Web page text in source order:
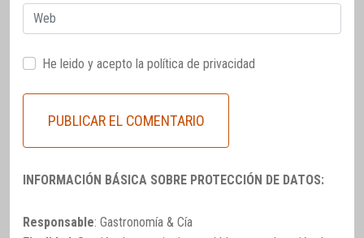
Web
He leido y acepto la política de privacidad
INFORMACIÓN BÁSICA SOBRE PROTECCIÓN DE DATOS:
Responsable: Gastronomía & Cía